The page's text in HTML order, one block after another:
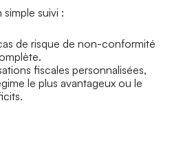
suivi :
de risque de non-conformité
fiscales personnalisées,
le plus avantageux ou le